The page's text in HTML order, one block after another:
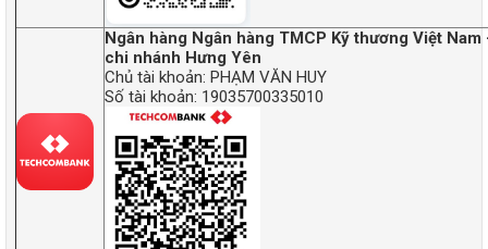
Ngân hàng Ngân hàng TMCP Kỹ thương Việt
chi nhánh Hưng Yên
Chủ tài khoản: PHẠM VĂN HUY
Số tài khoản: 19035700335010